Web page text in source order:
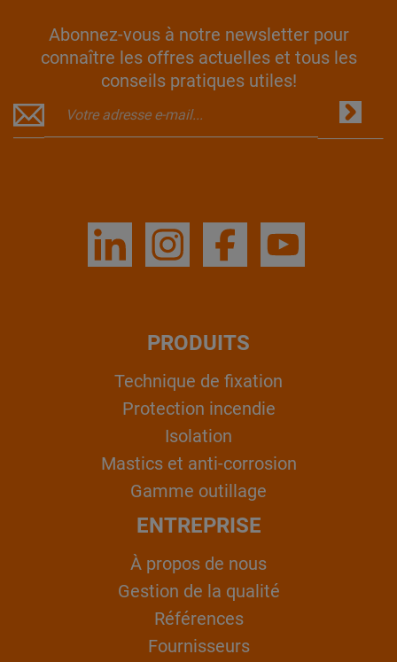
Abonnez-vous à notre newsletter pour
connaître les offres actuelles et tous les
conseils pratiques utiles!
PRODUITS
Technique de fixation
Protection incendie
Isolation
Mastics et anti-corrosion
Gamme outillage
ENTREPRISE
À propos de nous
Gestion de la qualité
Références
Fournisseurs